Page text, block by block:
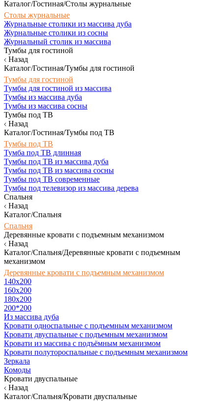
Каталог/Гостиная/Столы журнальные
Столы журнальные
Журнальные столики из массива дуба
Журнальные столики из сосны
Журнальный столик из массива
Тумбы для гостиной
Назад
Каталог/Гостиная/Тумбы для гостиной
Тумбы для гостиной
Тумбы для гостиной из массива
Тумбы из массива дуба
Тумбы из массива сосны
Тумбы под ТВ
Назад
Каталог/Гостиная/Тумбы под ТВ
Тумбы под ТВ
Тумба под ТВ длинная
Тумбы под ТВ из массива дуба
Тумбы под ТВ из массива сосны
Тумбы под ТВ современные
Тумбы под телевизор из массива дерева
Спальня
Назад
Каталог/Спальня
Спальня
Деревянные кровати с подъемным механизмом
Назад
Каталог/Спальня/Деревянные кровати с подъемным
механизмом
Деревянные кровати с подъемным механизмом
140x200
160х200
180х200
200*200
Из массива дуба
Кровати односпальные с подъемным механизмом
Кровати двуспальные с подъемным механизмом
Кровати из массива с подъёмным механизмом
Кровати полутороспальные с подъемным механизмом
Зеркала
Комоды
Кровати двуспальные
Назад
Каталог/Спальня/Кровати двуспальные